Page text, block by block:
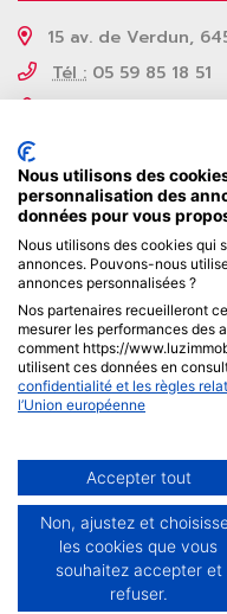
15 av. de Verdun,
Tél : 05 59 85 18 51
NOS PARTENAIRES
Mentions Légales
© ERA LuzImmobilier
Nous utilisons des
personnalisation des
données pour vous
Nous utilisons des cookies qui
annonces. Pouvons-nous
annonces personnalisées ?
Nos partenaires recueilleront
mesurer les performances des
comment https://
utilisent ces données en
confidentialité et les règles
l’Union européenne
Accepter tout
Non, ajustez et
les cookies que vous
souhaitez accepter et
refuser.